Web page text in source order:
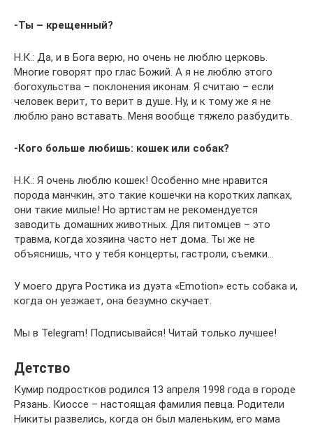
-Ты – крещенный?
Н.К.: Да, и в Бога верю, но очень не люблю церковь.
Многие говорят про глас Божий. А я не люблю этого
богохульства – поклонения иконам. Я считаю – если
человек верит, то верит в душе. Ну, и к тому же я не
люблю рано вставать. Меня вообще тяжело разбудить.
-Кого больше любишь: кошек или собак?
Н.К.: Я очень люблю кошек! Особенно мне нравится
порода манчкин, это такие кошечки на коротких лапках,
они такие милые! Но артистам не рекомендуется
заводить домашних животных. Для питомцев – это
травма, когда хозяина часто нет дома. Ты же не
объяснишь, что у тебя концерты, гастроли, съемки…
У моего друга Ростика из дуэта «Emotion» есть собака и,
когда он уезжает, она безумно скучает.
Мы в Telegram! Подписывайся! Читай только лучшее!
Детство
Кумир подростков родился 13 апреля 1998 года в городе
Рязань. Киоссе – настоящая фамилия певца. Родители
Никиты развелись, когда он был маленьким, его мама